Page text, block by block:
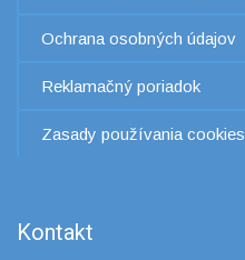
Ochrana osobných údajov
Reklamačný poriadok
Zasady používania cookies
Kontakt